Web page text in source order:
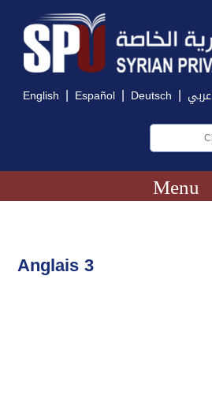
English | Español | Deutsch | عربي
Menu
Anglais 3